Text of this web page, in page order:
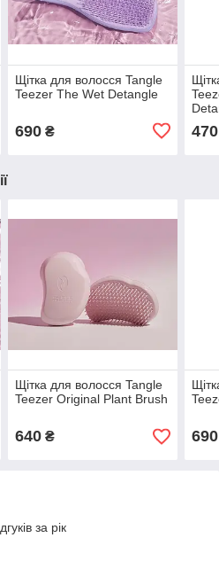
Щітка для волосся Tangle
Teezer The Wet Detangle
690₴ 470
Щітка для волосся Tangle
Teezer Original Plant Brush
640₴ 690
за рік